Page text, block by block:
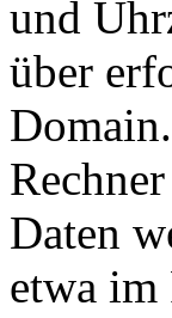
und
über
Daten
etwa im